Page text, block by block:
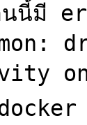
นนี้มี